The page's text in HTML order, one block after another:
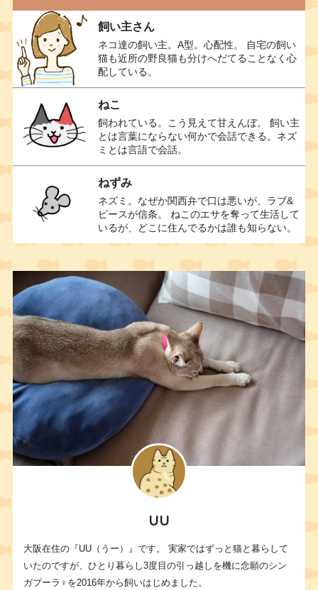
飼い主さん
ネコ達の飼い主。A型。心配性。 自宅の飼い
猫も近所の野良猫も分けへだてることなく心
配している。
ねこ
飼われている。こう見えて甘えんぼ。 飼い主
とは言葉にならない何かで会話できる。ネズ
ミとは言語で会話。
ねずみ
ネズミ。なぜか関西弁で口は悪いが、ラブ&
ピースが信条。 ねこのエサを奪って生活して
いるが、どこに住んでるかは誰も知らない。
UU
大阪在住の『UU（うー）』です。 実家ではずっと猫と暮らして
いたのですが、ひとり暮らし3度目の引っ越しを機に念願のシン
ガプーラ♀を2016年から飼いはじめました。